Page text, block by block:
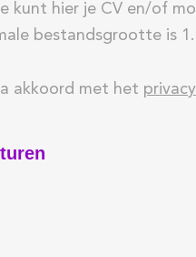
kunt hier je CV en/of
bestandsgrootte is
akkoord met het